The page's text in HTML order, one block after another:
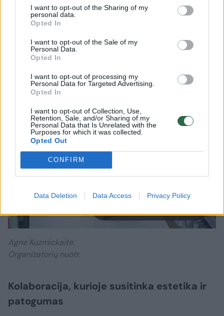
I want to opt-out of the Sharing of my
personal data.
Opted In
I want to opt-out of the Sale of my
Personal Data.
Opted In
I want to opt-out of processing my
Personal Data for Targeted Advertising.
Opted In
I want to opt-out of Collection, Use,
Retention, Sale, and/or Sharing of my
Personal Data that Is Unrelated with the
Purposes for which it was collected.
Opted Out
CONFIRM
Data Deletion Data Access Privacy Policy
Agnė Kuzmickaitė.
Organizatorių nuotr.
Kolaboracija, kurioje susitinka estetika ir
patogumas